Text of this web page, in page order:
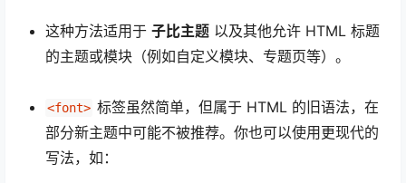
这种方法适用于 子比主题 以及其他允许 HTML 标题
的主题或模块（例如自定义模块、专题页等）。
<font> 标签虽然简单，但属于 HTML 的旧语法，在
部分新主题中可能不被推荐。你也可以使用更现代的
写法，如：